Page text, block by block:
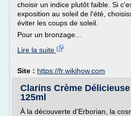
choisir un indice plutôt faible. Si
exposition au soleil de l'été,
éviter les coups de soleil.
Pour un bronzage...
Lire la suite
Site : https://fr.wikihow.com
Clarins Crème
125ml
À la découverte d'Erborian, la